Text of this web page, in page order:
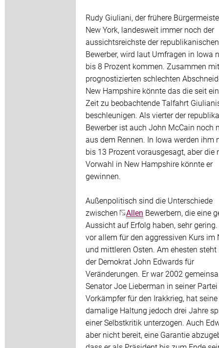
Rudy Giuliani, der frühere
New York, landesweit immer noch der
aussichtsreichste der republikanischen
Bewerber, wird laut Umfragen in Iowa
bis 8 Prozent kommen. Zusammen
prognostizierten schlechten
New Hampshire könnte das die seit
Zeit zu beobachtende Talfahrt
beschleunigen. Als vierter der
Bewerber ist auch John McCain noch
aus dem Rennen. In Iowa werden ihm
bis 13 Prozent vorausgesagt, aber die
Vorwahl in New Hampshire könnte er
gewinnen.
Außenpolitisch sind die Unterschiede
zwischen
Allen Bewerbern, die eine
Aussicht auf Erfolg haben, sehr
vor allem für den aggressiven Kurs im
und mittleren Osten. Am ehesten steht
der Demokrat John Edwards für
Veränderungen. Er war 2002
Senator Joe Lieberman in seiner
Vorkämpfer für den Irakkrieg, hat seine
damalige Haltung jedoch drei Jahre
einer Selbstkritik unterzogen. Auch
aber nicht bereit, eine Garantie